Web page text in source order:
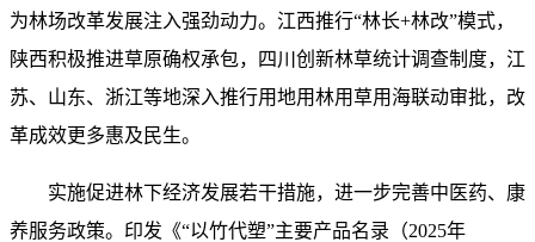
为林场改革发展注入强劲动力。江西推行“林长+林改”模式，
陕西积极推进草原确权承包，四川创新林草统计调查制度，江
苏、山东、浙江等地深入推行用地用林用草用海联动审批，改
革成效更多惠及民生。
实施促进林下经济发展若干措施，进一步完善中医药、康
养服务政策。印发《“以竹代塑”主要产品名录（2025年